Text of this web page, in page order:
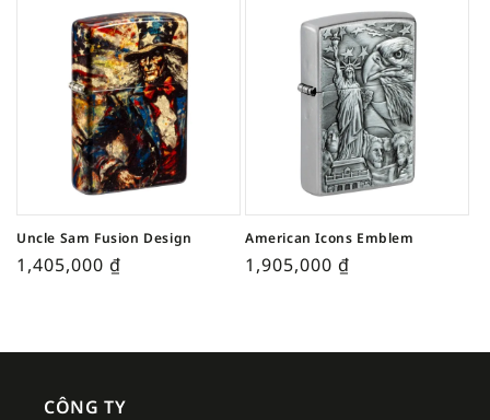
Uncle Sam Fusion Design
1,405,000 ₫
American Icons Emblem
1,905,000 ₫
CÔNG TY